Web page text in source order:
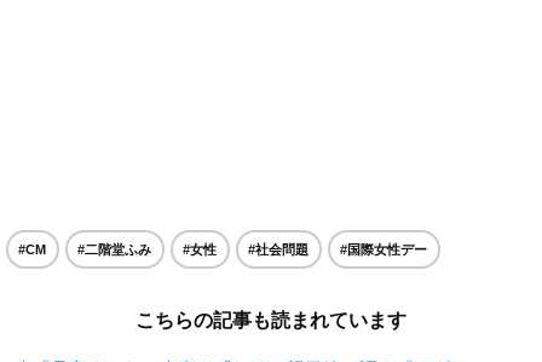
#CM #二階堂ふみ #女性 #社会問題 #国際女性デー
こちらの記事も読まれています